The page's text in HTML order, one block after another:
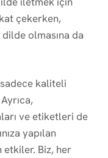
çekerken,
olmasına da
kaliteli
ve etiketleri de
yapılan
Biz, her